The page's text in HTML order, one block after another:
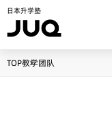
日本升学塾
TOP教学团队